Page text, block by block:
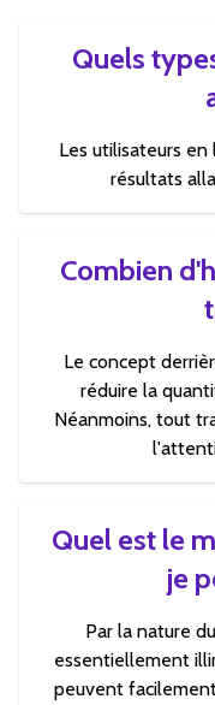
Quels
Les utilisateurs
résultats
Combien
Le concept
réduire la
Néanmoins, tout
Quel est le
je
Par la nature
essentiellement
peuvent